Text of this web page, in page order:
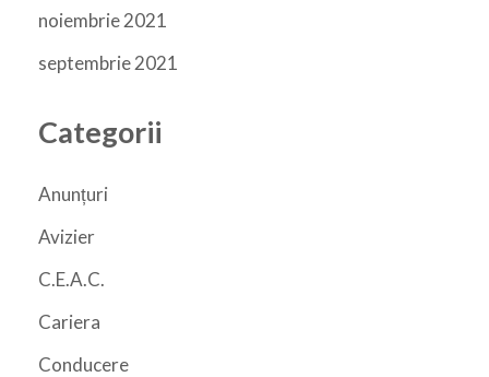
noiembrie 2021
septembrie 2021
Categorii
Anunțuri
Avizier
C.E.A.C.
Cariera
Conducere